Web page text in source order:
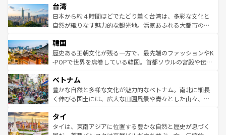
ならではの贅沢な旅のスタイルだ。 なお、新着のアメリカ
情報はコンテンツ一覧を参照してほしい。
れるおもてなしの心で訪れる人々を迎えてくれるハワイの
人々、おいしいローカルフードやハワイアンミュージッ
ク、伝統的なフラダンスなど、すべてがハワイの魅力を彩
ワイを、存分に味わってほしい。 なお、新着のハワイ情報
はコンテンツ一覧を参照してほしい。
リアリーフや大陸中央部にそびえるウルル（エアーズロッ
ク）、タスマニアの美しい原生林やケアンズの熱帯雨林な
ど、見どころがたくさん。また、カフェやワイン、オージ
いる。アクティビティも充実しており、サーフィンやダイ
ビング、ハイキングなど、アウトドア好きにはたまらな
い。オーストラリアの多彩な魅力を存分に味わいつくそ
参照してほしい。
台湾
日本から約４時間ほどでたどり着く台湾は、多彩な文化と
自然が織りなす魅力的な観光地。活気あふれる大都市の台
ン）、静ひつな山岳地帯である台湾東部など、都市の喧騒
と山間の静けさが共存しており、訪れる人に新しい発見と
驚きをもたらしてくれる。また、奥深い台湾の食文化も魅
容にもいいと評判のスイーツなど、バラエティ豊かな料理
が味わえる。 なお、新着の台湾情報は コンテンツ一覧を参
照してほしい。
韓国
歴史ある王朝文化が残る一方で、最先端のファッションやK
-POPで世界を席巻している韓国。首都ソウルの宮殿や伝統
き、地方に足を延ばせば四季折々の自然美を楽しむことが
できる。そして、キムチや焼肉、絶品のストリートフード
まで、さまざまな韓国料理が待っている。夜には、韓国な
リティに包まれながら、韓国の多彩な魅力を心ゆくまで味
わってみてほしい。 なお、新着の韓国情報はコンテンツ一
ベトナム
豊かな自然と多様な文化が魅力的なベトナム。南北に細長
く伸びる国土には、広大な田園風景や青々とした山々、世
急速な発展と共に伝統が息づく。ハノイの古い町並みやホ
ーチミン市のフランス統治時代の建物も、独特の雰囲気を
タイ
タイは、東南アジアに位置する豊かな自然と歴史が息づく